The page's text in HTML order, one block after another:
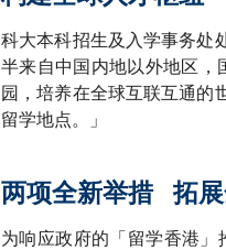
科大本科招生及入学事务处
半来自中国内地以外地区
园，培养在全球互联互通的
留学地点。」
两项全新举措 拓
为响应政府的「留学香港